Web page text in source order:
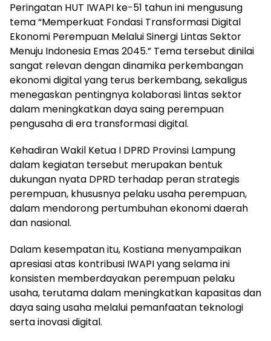
Peringatan HUT IWAPI ke-51 tahun ini mengusung
tema “Memperkuat Fondasi Transformasi Digital
Ekonomi Perempuan Melalui Sinergi Lintas Sektor
Menuju Indonesia Emas 2045.” Tema tersebut dinilai
sangat relevan dengan dinamika perkembangan
ekonomi digital yang terus berkembang, sekaligus
menegaskan pentingnya kolaborasi lintas sektor
dalam meningkatkan daya saing perempuan
pengusaha di era transformasi digital.
Kehadiran Wakil Ketua I DPRD Provinsi Lampung
dalam kegiatan tersebut merupakan bentuk
dukungan nyata DPRD terhadap peran strategis
perempuan, khususnya pelaku usaha perempuan,
dalam mendorong pertumbuhan ekonomi daerah
dan nasional.
Dalam kesempatan itu, Kostiana menyampaikan
apresiasi atas kontribusi IWAPI yang selama ini
konsisten memberdayakan perempuan pelaku
usaha, terutama dalam meningkatkan kapasitas dan
daya saing usaha melalui pemanfaatan teknologi
serta inovasi digital.